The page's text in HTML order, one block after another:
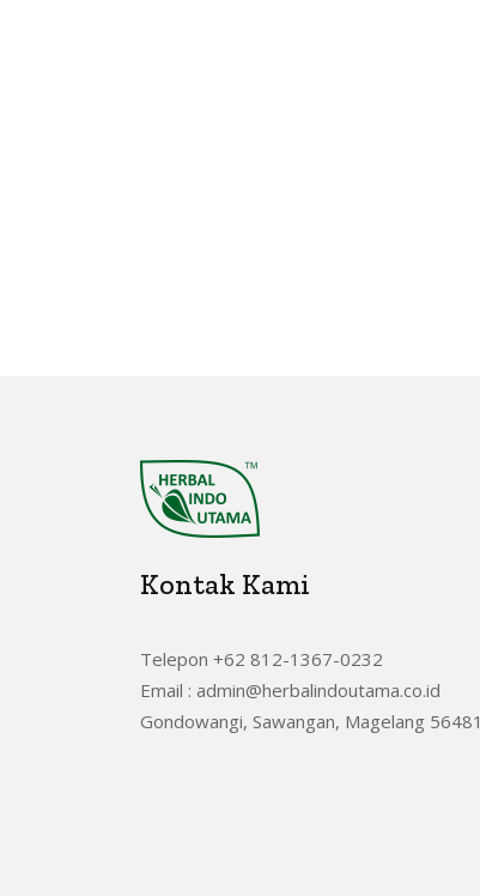
Kontak Kami
Telepon +62 812-1367-0232
Email : admin@herbalindoutama.co.id
Gondowangi, Sawangan, Magelang 56481